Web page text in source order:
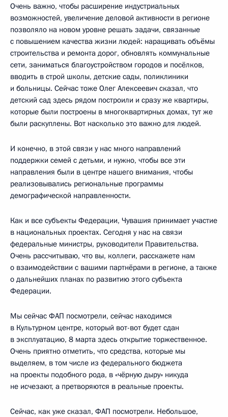
Очень важно, чтобы расширение индустриальных
возможностей, увеличение деловой активности в регионе
позволяло на новом уровне решать задачи, связанные
с повышением качества жизни людей: наращивать объёмы
строительства и ремонта дорог, обновлять коммунальные
сети, заниматься благоустройством городов и посёлков,
вводить в строй школы, детские сады, поликлиники
и больницы. Сейчас тоже Олег Алексеевич сказал, что
детский сад здесь рядом построили и сразу же квартиры,
которые были построены в многоквартирных домах, тут же
были раскуплены. Вот насколько это важно для людей.
И конечно, в этой связи у нас много направлений
поддержки семей с детьми, и нужно, чтобы все эти
направления были в центре нашего внимания, чтобы
реализовывались региональные программы
демографической направленности.
Как и все субъекты Федерации, Чувашия принимает участие
в национальных проектах. Сегодня у нас на связи
федеральные министры, руководители Правительства.
Очень рассчитываю, что вы, коллеги, расскажете нам
о взаимодействии с вашими партнёрами в регионе, а также
о дальнейших планах по развитию этого субъекта
Федерации.
Мы сейчас ФАП посмотрели, сейчас находимся
в Культурном центре, который вот-вот будет сдан
в эксплуатацию, 8 марта здесь открытие торжественное.
Очень приятно отметить, что средства, которые мы
выделяем, в том числе из федерального бюджета
на проекты подобного рода, в «чёрную дыру» никуда
не исчезают, а претворяются в реальные проекты.
Сейчас, как уже сказал, ФАП посмотрели. Небольшое,